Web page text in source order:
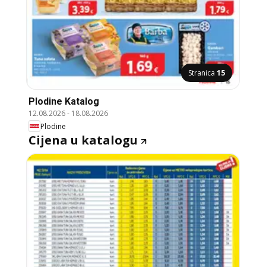
Stranica 15
Plodine Katalog
12.08.2026- 18.08.2026
Plodine
Cijena u katalogu